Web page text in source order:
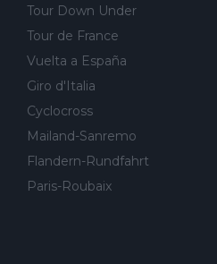
Tour Down Under
Tour de France
Vuelta a España
Giro d'Italia
Cyclocross
Mailand-Sanremo
Flandern-Rundfahrt
Paris-Roubaix